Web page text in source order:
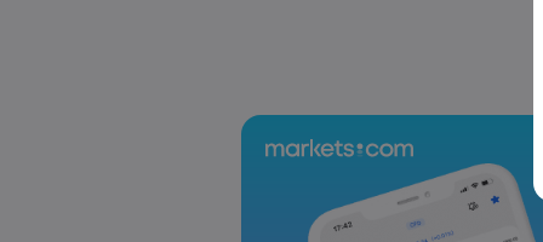
Markets.com Support Team 2025 Jul 12, 21:00
Wochenausblick: Inflationsdaten aus
Vereinigten Königreich im Fokus
Indizes